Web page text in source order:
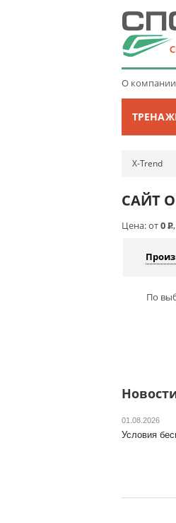
О компании
X-Trend
САЙТ
Цена: от0Р
По
01.08.2026
Условия